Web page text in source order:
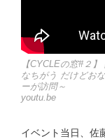
【CYCLEの窓#２
なちがう だけどお
ーが訪問～
youtu.be
イベント当日、佐